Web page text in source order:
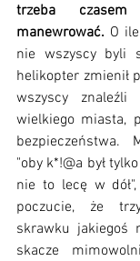
trzeba
manewrować. O
nie wszyscy byli
helikopter zmienił
wszyscy
wielkiego miasta,
bezpieczeństwa.
"oby k*!@a był
nie to lecę w
poczucie, że
skrawku jakiegoś
skacze